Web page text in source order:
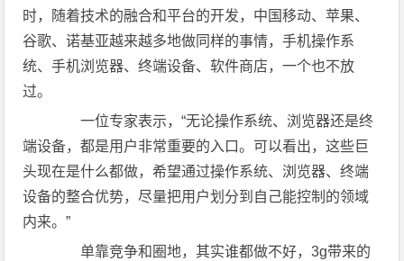
时，随着技术的融合和平台的开发，中国移动、苹果、
谷歌、诺基亚越来越多地做同样的事情，手机操作系
统、手机浏览器、终端设备、软件商店，一个也不放
过。
一位专家表示，“无论操作系统、浏览器还是终
端设备，都是用户非常重要的入口。可以看出，这些巨
头现在是什么都做，希望通过操作系统、浏览器、终端
设备的整合优势，尽量把用户划分到自己能控制的领域
内来。”
单靠竞争和圈地，其实谁都做不好，3g带来的